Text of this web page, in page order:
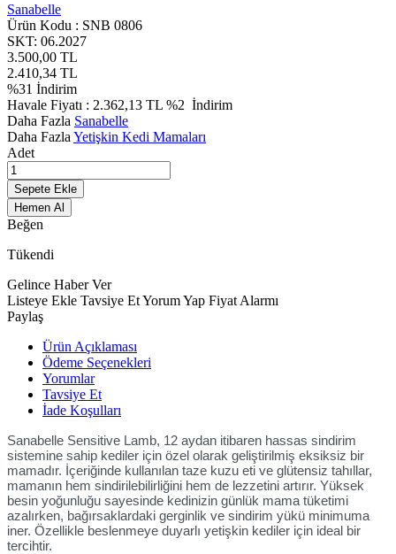
Sanabelle
Ürün Kodu : SNB 0806
SKT: 06.2027
3.500,00 TL
2.410,34 TL
%31 İndirim
Havale Fiyatı : 2.362,13 TL %2 İndirim
Daha Fazla Sanabelle
Daha Fazla Yetişkin Kedi Mamaları
Adet
Sepete Ekle
Hemen Al
Beğen
Tükendi
Gelince Haber Ver
Listeye Ekle Tavsiye EtYorum Yap Fiyat Alarmı
Paylaş
Ürün Açıklaması
Ödeme Seçenekleri
Yorumlar
Tavsiye Et
İade Koşulları
Sanabelle Sensitive Lamb, 12 aydan itibaren hassas sindirim
sistemine sahip kediler için özel olarak geliştirilmiş eksiksiz bir
mamadır. İçeriğinde kullanılan taze kuzu eti ve glütensiz tahıllar,
mamanın hem sindirilebilirliğini hem de lezzetini artırır. Yüksek
besin yoğunluğu sayesinde kedinizin günlük mama tüketimi
azalırken, bağırsaklardaki gerginlik ve sindirim yükü minimuma
iner. Özellikle beslenmeye duyarlı yetişkin kediler için ideal bir
tercihtir.